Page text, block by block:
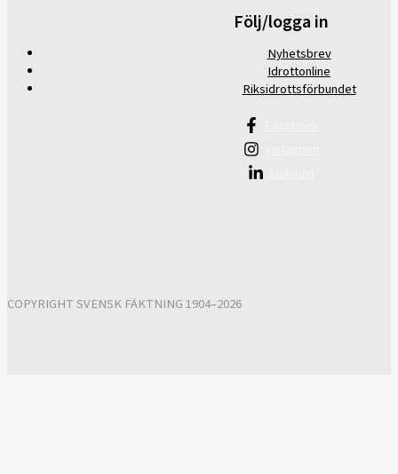
Följ/logga in
Nyhetsbrev
Idrottonline
Riksidrottsförbundet
COPYRIGHT SVENSK FÄKTNING 1904–2026